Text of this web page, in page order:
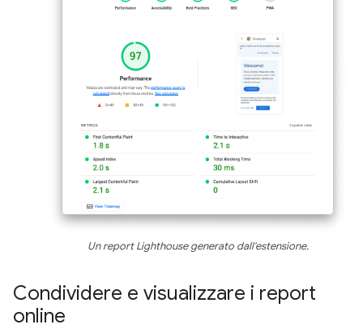
Un report Lighthouse generato dall'estensione.
Condividere e visualizzare i report
online